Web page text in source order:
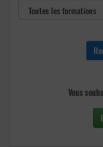
Vous